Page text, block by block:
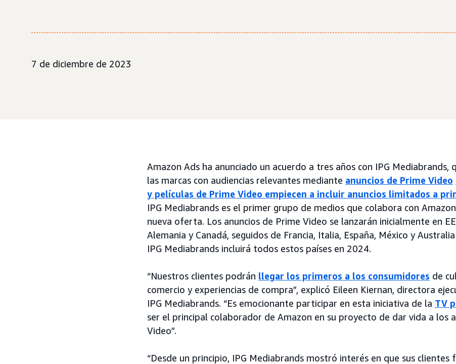
7 de diciembre de 2023
Amazon Ads ha anunciado un acuerdo a tres años con IPG Mediabrands,
las marcas con audiencias relevantes mediante anuncios de Prime Video
y películas de Prime Video empiecen a incluir anuncios limitados a
IPG Mediabrands es el primer grupo de medios que colabora con
nueva oferta. Los anuncios de Prime Video se lanzarán inicialmente en
Alemania y Canadá, seguidos de Francia, Italia, España, México y
IPG Mediabrands incluirá todos estos países en 2024.
“Nuestros clientes podrán llegar los primeros a los consumidores de
comercio y experiencias de compra”, explicó Eileen Kiernan, directora
IPG Mediabrands. “Es emocionante participar en esta iniciativa de la TV
ser el principal colaborador de Amazon en su proyecto de dar vida a los
Video”.
“Desde un principio, IPG Mediabrands mostró interés en que sus clientes